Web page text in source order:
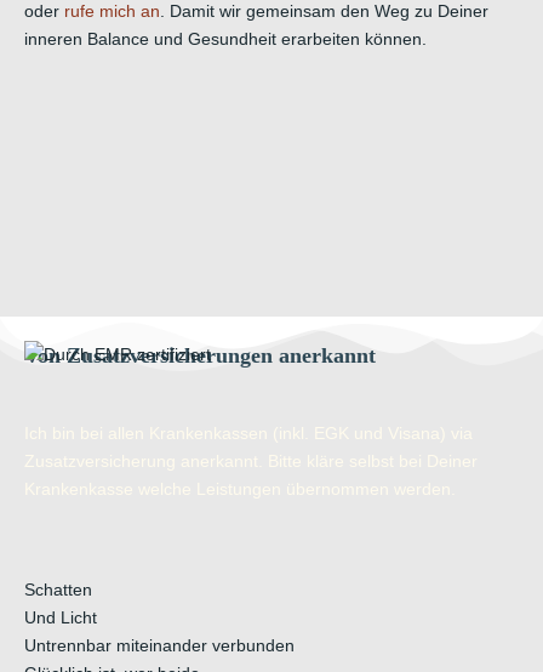
oder rufe mich an . Damit wir gemeinsam den Weg zu Deiner
inneren Balance und Gesundheit erarbeiten können.
Von Zusatzversicherungen anerkannt
Schatten
Und Licht
Untrennbar miteinander verbunden